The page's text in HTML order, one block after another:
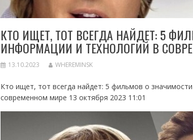
КТО ИЩЕТ, ТОТ ВСЕГДА НАЙДЕТ: 5
ИНФОРМАЦИИ И ТЕХНОЛОГИЙ В
13.10.2023 WHEREMINSK
Кто ищет, тот всегда найдет: 5 фильмов о
современном мире 13 октября 2023 11:01